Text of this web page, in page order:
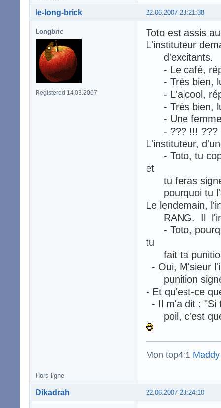
22.06.2007 23:21:38
le-long-brick
Longbric
Registered 14.03.2007
Toto est assis
L'instituteur
d'excitants.
- Le café,
- Très bien,
- L'alcool,
- Très bien,
- Une femme
- ??? !!! ???
L'instituteur,
- Toto, tu
et
tu feras signer
pourquoi tu
Le lendemain,
RANG. Il
- Toto,
tu
fait ta
- Oui, M'sieur
punition
- Et qu'est-ce
- Il m'a dit : "Si
poil, c'est que
Mon top4:1
Hors ligne
22.06.2007 23:24:10
Dikadrah